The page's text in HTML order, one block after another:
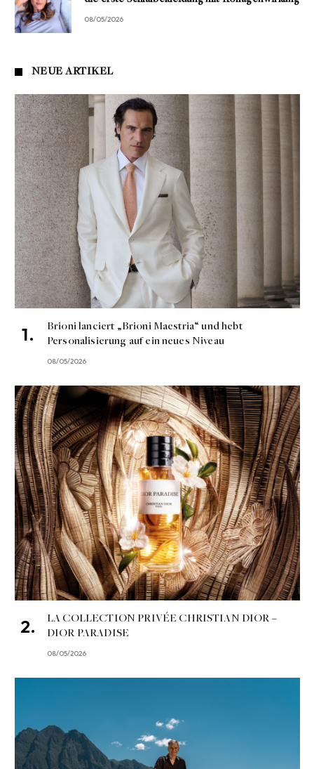
08/05/2026
NEUE ARTIKEL
Brioni lanciert „Brioni Maestria“ und hebt
Personalisierung auf ein neues Niveau
08/05/2026
LA COLLECTION PRIVÉE CHRISTIAN DIOR –
DIOR PARADISE
08/05/2026